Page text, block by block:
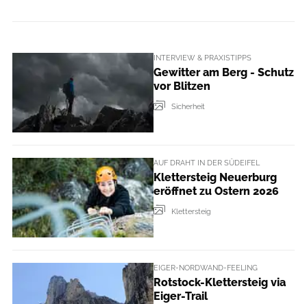
INTERVIEW & PRAXISTIPPS
Gewitter am Berg - Schutz
vor Blitzen
Sicherheit
AUF DRAHT IN DER SÜDEIFEL
Klettersteig Neuerburg
eröffnet zu Ostern 2026
Klettersteig
EIGER-NORDWAND-FEELING
Rotstock-Klettersteig via
Eiger-Trail